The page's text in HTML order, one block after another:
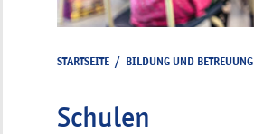
STARTSEITE / BILDUNG UND BETREUUNG
Schulen